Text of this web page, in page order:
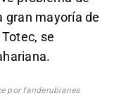
gran mayoría de
se
por fanderubianes